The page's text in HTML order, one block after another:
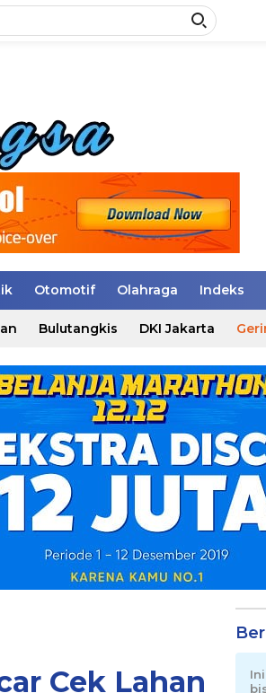
Otomotif Olahraga Indeks
Bulutangkis DKI Jakarta
Cek Lahan